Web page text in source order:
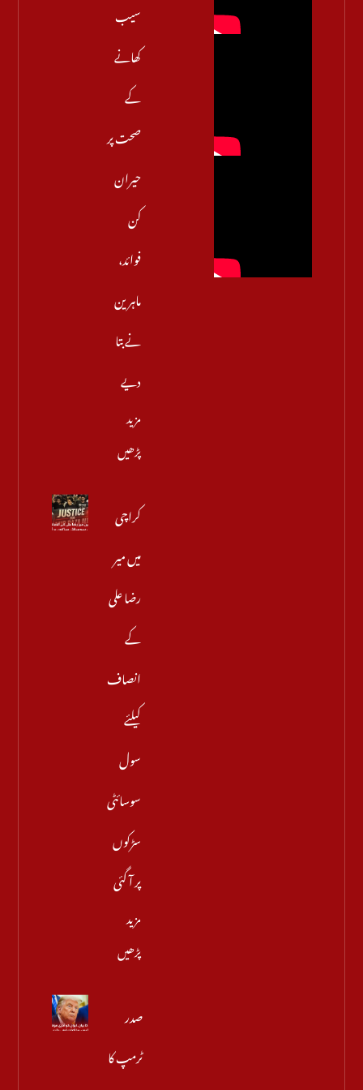
سیب
کھانے
کے
صحت پر
حیران
کن
فوائد،
ماہرین
نے بتا
دیے
مزید
پڑھیں
کراچی
میں میر
رضا علی
کے
انصاف
کیلئے
سول
سوسائٹی
سڑکوں
پر آ گئی
مزید
پڑھیں
صدر
ٹرمپ کا